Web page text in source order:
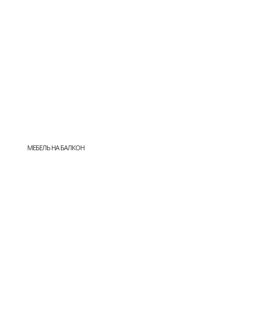
МЕБЕЛЬ НА БАЛКОН